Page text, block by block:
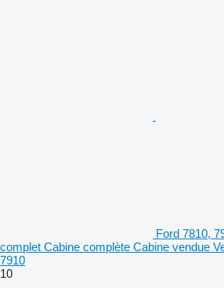
Ford 7810,
complet Cabine complète Cabine vendue
7910
10